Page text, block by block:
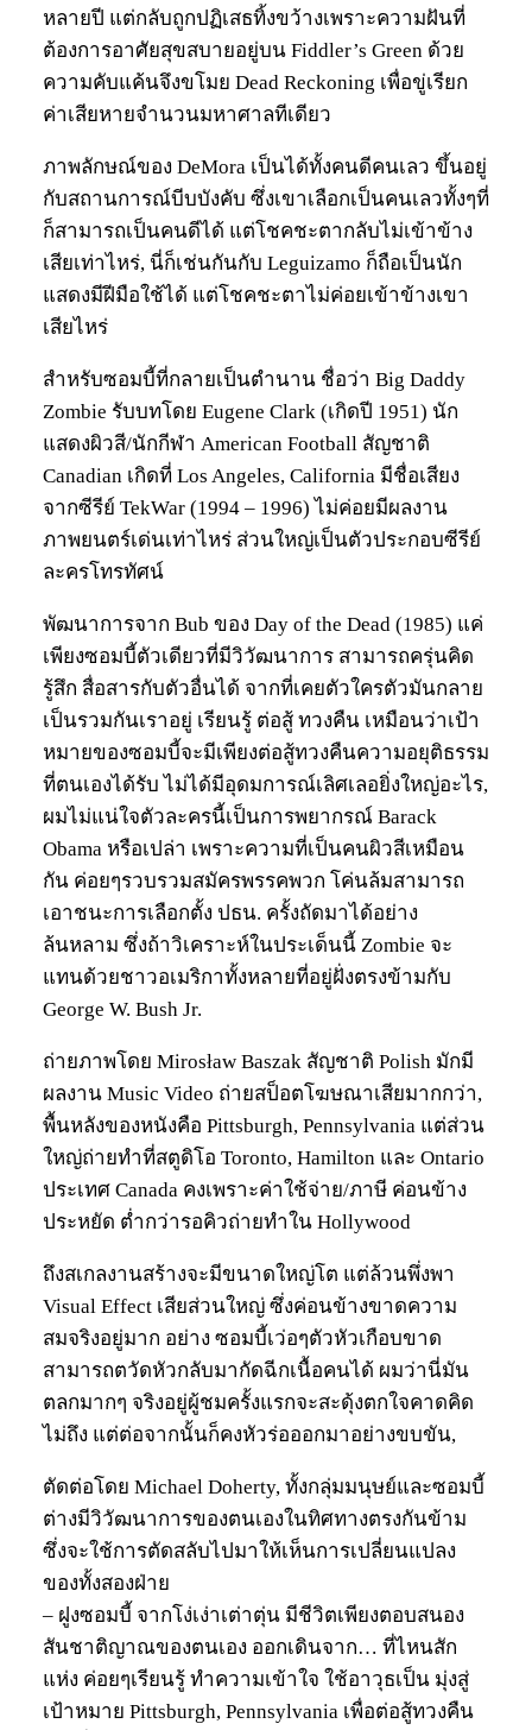
หลายปี แต่กลับถูกปฏิเสธทิ้งขว้างเพราะความฝันที่
ต้องการอาศัยสุขสบายอยู่บน Fiddler’s Green ด้วย
ความคับแค้นจึงขโมย Dead Reckoning เพื่อขู่เรียก
ค่าเสียหายจำนวนมหาศาลทีเดียว
ภาพลักษณ์ของ DeMora เป็นได้ทั้งคนดีคนเลว ขึ้นอยู่
กับสถานการณ์บีบบังคับ ซึ่งเขาเลือกเป็นคนเลวทั้งๆที่
ก็สามารถเป็นคนดีได้ แต่โชคชะตากลับไม่เข้าข้าง
เสียเท่าไหร่, นี่ก็เช่นกันกับ Leguizamo ก็ถือเป็นนัก
แสดงมีฝีมือใช้ได้ แต่โชคชะตาไม่ค่อยเข้าข้างเขา
เสียไหร่
สำหรับซอมบี้ที่กลายเป็นตำนาน ชื่อว่า Big Daddy
Zombie รับบทโดย Eugene Clark (เกิดปี 1951) นัก
แสดงผิวสี/นักกีฬา American Football สัญชาติ
Canadian เกิดที่ Los Angeles, California มีชื่อเสียง
จากซีรีย์ TekWar (1994 – 1996) ไม่ค่อยมีผลงาน
ภาพยนตร์เด่นเท่าไหร่ ส่วนใหญ่เป็นตัวประกอบซีรีย์
ละครโทรทัศน์
พัฒนาการจาก Bub ของ Day of the Dead (1985) แค่
เพียงซอมบี้ตัวเดียวที่มีวิวัฒนาการ สามารถครุ่นคิด
รู้สึก สื่อสารกับตัวอื่นได้ จากที่เคยตัวใครตัวมันกลาย
เป็นรวมกันเราอยู่ เรียนรู้ ต่อสู้ ทวงคืน เหมือนว่าเป้า
หมายของซอมบี้จะมีเพียงต่อสู้ทวงคืนความอยุติธรรม
ที่ตนเองได้รับ ไม่ได้มีอุดมการณ์เลิศเลอยิ่งใหญ่อะไร,
ผมไม่แน่ใจตัวละครนี้เป็นการพยากรณ์ Barack
Obama หรือเปล่า เพราะความที่เป็นคนผิวสีเหมือน
กัน ค่อยๆรวบรวมสมัครพรรคพวก โค่นล้มสามารถ
เอาชนะการเลือกตั้ง ปธน. ครั้งถัดมาได้อย่าง
ล้นหลาม ซึ่งถ้าวิเคราะห์ในประเด็นนี้ Zombie จะ
แทนด้วยชาวอเมริกาทั้งหลายที่อยู่ฝั่งตรงข้ามกับ
George W. Bush Jr.
ถ่ายภาพโดย Mirosław Baszak สัญชาติ Polish มักมี
ผลงาน Music Video ถ่ายสป็อตโฆษณาเสียมากกว่า,
พื้นหลังของหนังคือ Pittsburgh, Pennsylvania แต่ส่วน
ใหญ่ถ่ายทำที่สตูดิโอ Toronto, Hamilton และ Ontario
ประเทศ Canada คงเพราะค่าใช้จ่าย/ภาษี ค่อนข้าง
ประหยัด ต่ำกว่ารอคิวถ่ายทำใน Hollywood
ถึงสเกลงานสร้างจะมีขนาดใหญ่โต แต่ล้วนพึ่งพา
Visual Effect เสียส่วนใหญ่ ซึ่งค่อนข้างขาดความ
สมจริงอยู่มาก อย่าง ซอมบี้เว่อๆตัวหัวเกือบขาด
สามารถตวัดหัวกลับมากัดฉีกเนื้อคนได้ ผมว่านี่มัน
ตลกมากๆ จริงอยู่ผู้ชมครั้งแรกจะสะดุ้งตกใจคาดคิด
ไม่ถึง แต่ต่อจากนั้นก็คงหัวร่อออกมาอย่างขบขัน,
ตัดต่อโดย Michael Doherty, ทั้งกลุ่มมนุษย์และซอมบี้
ต่างมีวิวัฒนาการของตนเองในทิศทางตรงกันข้าม
ซึ่งจะใช้การตัดสลับไปมาให้เห็นการเปลี่ยนแปลง
ของทั้งสองฝ่าย
– ฝูงซอมบี้ จากโง่เง่าเต่าตุ่น มีชีวิตเพียงตอบสนอง
สันชาติญาณของตนเอง ออกเดินจาก… ที่ไหนสัก
แห่ง ค่อยๆเรียนรู้ ทำความเข้าใจ ใช้อาวุธเป็น มุ่งสู่
เป้าหมาย Pittsburgh, Pennsylvania เพื่อต่อสู้ทวงคืน